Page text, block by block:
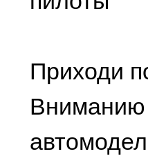
Приходи
Вниманию